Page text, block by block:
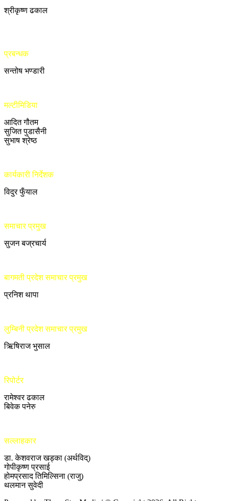
श्रीकृष्ण ढकाल
प्रबन्धक
सन्तोष भण्डारी
मल्टीमिडिया
आदित गौतम
सुजित पुडासैनी
सुभाष श्रेष्ठ
कार्यकारी निर्देशक
विदुर फुँयाल
समाचार प्रमुख
सुजन बज्रचार्य
बागमती प्रदेश समाचार प्रमुख
प्रनिश थापा
लुम्बिनी प्रदेश समाचार प्रमुख
ऋिषिराज भुसाल
रिपोर्टर
रामेश्वर ढकाल
बिवेक पनेरु
सल्लाहकार
डा. केशवराज खड्का (अर्थविद्)
गोपीकृष्ण प्रसाई
होमप्रसाद तिमिल्सिना (राजु)
थलमान सुवेदी